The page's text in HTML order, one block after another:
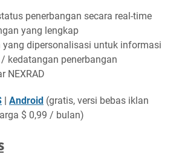
penerbangan secara real-time
yang lengkap
yang dipersonalisasi untuk informasi
kedatangan penerbangan
NEXRAD
Android (gratis, versi bebas iklan
$ 0,99 / bulan)